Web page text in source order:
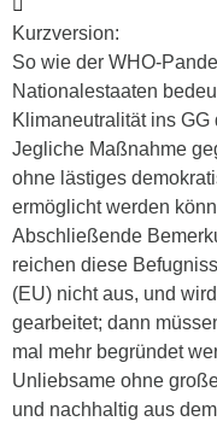
Kurzversion:
So wie der WHO-
Nationalestaaten
Klimaneutralität ins
Jegliche Maßnahme
ohne lästiges
ermöglicht werden
Abschließende
reichen diese
(EU) nicht aus, und
gearbeitet; dann
mal mehr begründet
Unliebsame ohne
und nachhaltig aus